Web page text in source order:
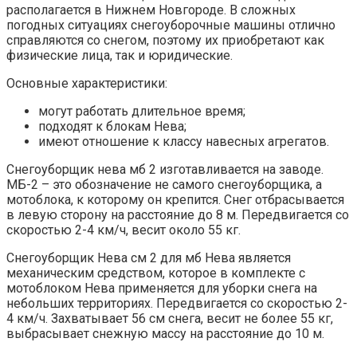
располагается в Нижнем Новгороде. В сложных
погодных ситуациях снегоуборочные машины отлично
справляются со снегом, поэтому их приобретают как
физические лица, так и юридические.
Основные характеристики:
могут работать длительное время;
подходят к блокам Нева;
имеют отношение к классу навесных агрегатов.
Снегоуборщик нева мб 2 изготавливается на заводе.
МБ-2 – это обозначение не самого снегоуборщика, а
мотоблока, к которому он крепится. Снег отбрасывается
в левую сторону на расстояние до 8 м. Передвигается со
скоростью 2-4 км/ч, весит около 55 кг.
Снегоуборщик Нева см 2 для мб Нева является
механическим средством, которое в комплекте с
мотоблоком Нева применяется для уборки снега на
небольших территориях. Передвигается со скоростью 2-
4 км/ч. Захватывает 56 см снега, весит не более 55 кг,
выбрасывает снежную массу на расстояние до 10 м.